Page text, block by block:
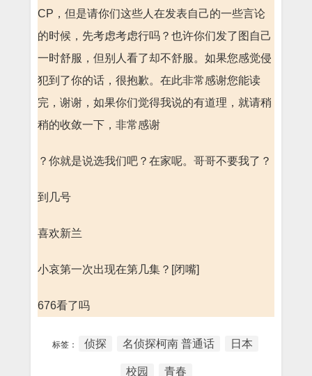
CP，但是请你们这些人在发表自己的一些言论
的时候，先考虑考虑行吗？也许你们发了图自己
一时舒服，但别人看了却不舒服。如果您感觉侵
犯到了你的话，很抱歉。在此非常感谢您能读
完，谢谢，如果你们觉得我说的有道理，就请稍
稍的收敛一下，非常感谢
？你就是说选我们吧？在家呢。哥哥不要我了？
到几号
喜欢新兰
小哀第一次出现在第几集？[闭嘴]
676看了吗
标签： 侦探 名侦探柯南 普通话 日本
校园 青春